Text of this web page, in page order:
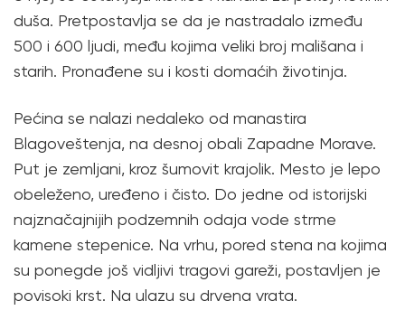
duša. Pretpostavlja se da je nastradalo između
500 i 600 ljudi, među kojima veliki broj mališana i
starih. Pronađene su i kosti domaćih životinja.
Pećina se nalazi nedaleko od manastira
Blagoveštenja, na desnoj obali Zapadne Morave.
Put je zemljani, kroz šumovit krajolik. Mesto je lepo
obeleženo, uređeno i čisto. Do jedne od istorijski
najznačajnijih podzemnih odaja vode strme
kamene stepenice. Na vrhu, pored stena na kojima
su ponegde još vidljivi tragovi gareži, postavljen je
povisoki krst. Na ulazu su drvena vrata.